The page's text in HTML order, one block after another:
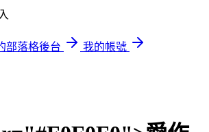
部落格後台
我的帳號